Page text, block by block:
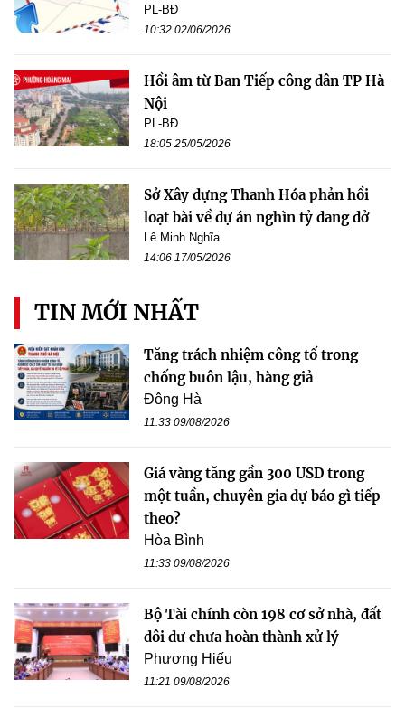
PL-BĐ
10:32 02/06/2026
Hồi âm từ Ban Tiếp công dân TP Hà
Nội
PL-BĐ
18:05 25/05/2026
Sở Xây dựng Thanh Hóa phản hồi
loạt bài về dự án nghìn tỷ dang dở
Lê Minh Nghĩa
14:06 17/05/2026
TIN MỚI NHẤT
Tăng trách nhiệm công tố trong
chống buôn lậu, hàng giả
Đông Hà
11:33 09/08/2026
Giá vàng tăng gần 300 USD trong
một tuần, chuyên gia dự báo gì tiếp
theo?
Hòa Bình
11:33 09/08/2026
Bộ Tài chính còn 198 cơ sở nhà, đất
dôi dư chưa hoàn thành xử lý
Phương Hiếu
11:21 09/08/2026